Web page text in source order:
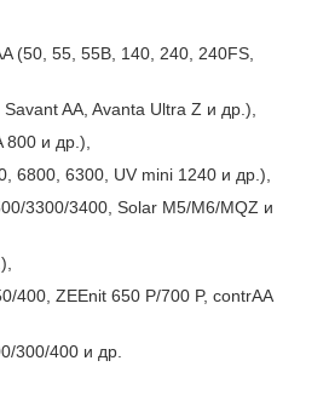
(50, 55, 55B, 140, 240, 240FS,
AA, Avanta Ultra Z и др.),
и др.),
6800, 6300, UV mini 1240 и др.),
3300/3400, Solar M5/M6/MQZ и
400, ZEEnit 650 P/700 P, contrAA
300/400 и др.